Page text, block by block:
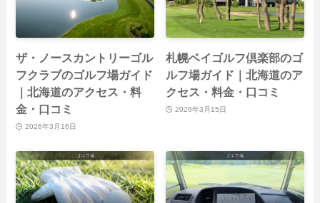
ザ・ノースカントリーゴル
フクラブのゴルフ場ガイド
｜北海道のアクセス・料
金・口コミ
2026年3月16日
札幌ベイゴルフ倶楽部のゴ
ルフ場ガイド｜北海道のア
クセス・料金・口コミ
2026年3月15日